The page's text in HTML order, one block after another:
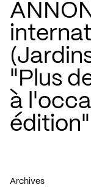
"Plus
à
édition"
Archives